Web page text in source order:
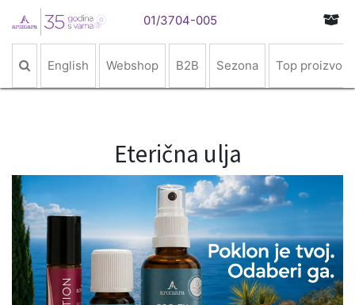
01/3704-005
English Webshop B2B Sezona Top proizvodi
Eterična ulja